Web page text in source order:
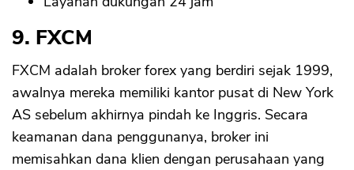
9. FXCM
FXCM adalah broker forex yang berdiri sejak 1999,
awalnya mereka memiliki kantor pusat di New York
AS sebelum akhirnya pindah ke Inggris. Secara
keamanan dana penggunanya, broker ini
memisahkan dana klien dengan perusahaan yang